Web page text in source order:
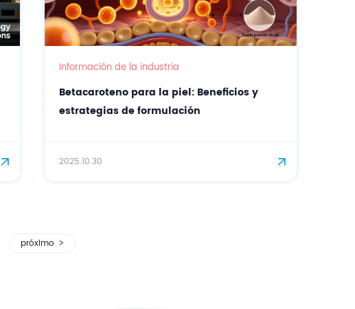
Información de la industria
Betacaroteno para la piel: Beneficios y
estrategias de formulación
2025.10.30
próximo